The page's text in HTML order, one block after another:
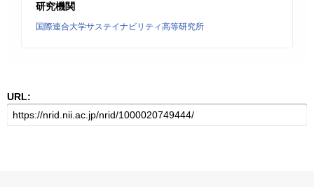
研究機関
国際連合大学サステイナビリティ高等研究所
URL: